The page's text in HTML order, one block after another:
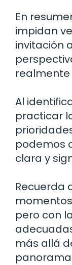
En
impidan
invitación
Al
practicar
podemos
clara y
Recuerda
pero con
más allá